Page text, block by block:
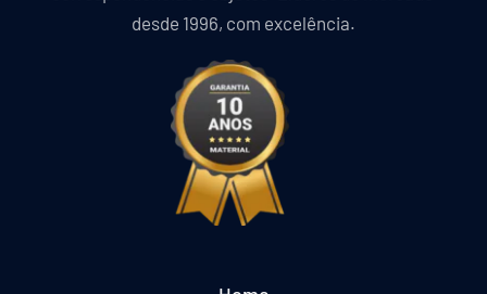
desde 1996, com excelência.